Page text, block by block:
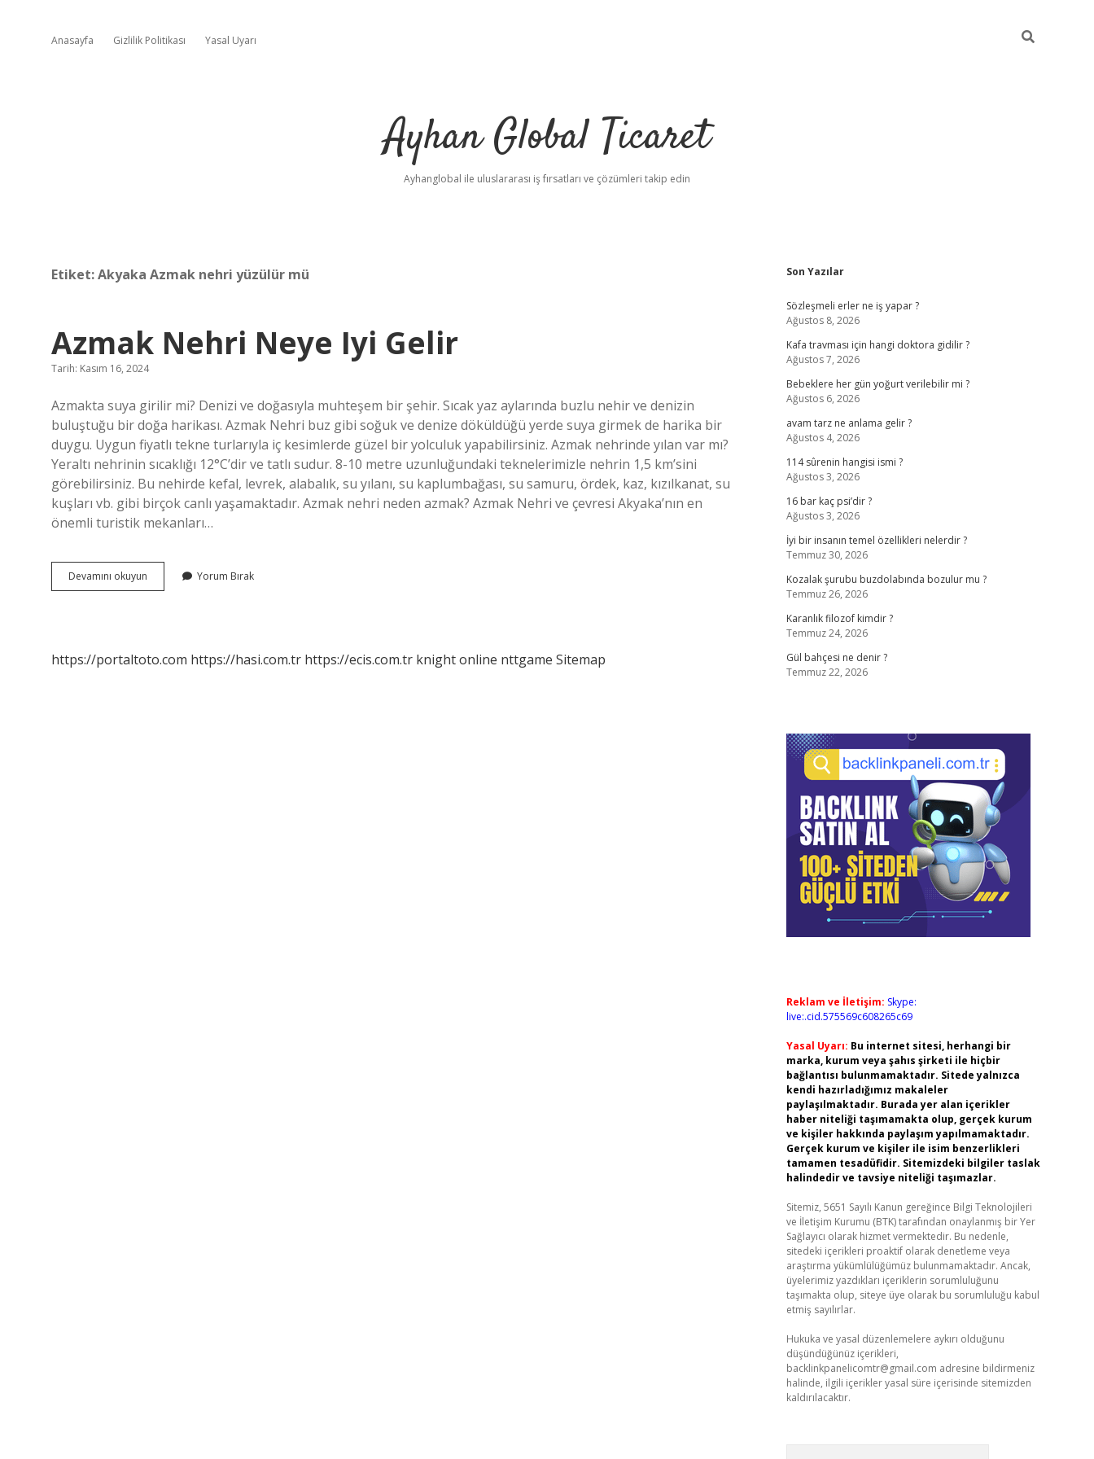
Anasayfa Gizlilik Politikası Yasal Uyarı
Ayhan Global Ticaret
Ayhanglobal ile uluslararası iş fırsatları ve çözümleri takip edin
Etiket:Akyaka Azmak nehri yüzülür mü
Azmak Nehri Neye Iyi Gelir
Tarih: Kasım 16, 2024
Azmakta suya girilir mi? Denizi ve doğasıyla muhteşem bir şehir. Sıcak yaz aylarında buzlu nehir ve denizin
buluştuğu bir doğa harikası. Azmak Nehri buz gibi soğuk ve denize döküldüğü yerde suya girmek de harika bir
duygu. Uygun fiyatlı tekne turlarıyla iç kesimlerde güzel bir yolculuk yapabilirsiniz. Azmak nehrinde yılan var mı?
Yeraltı nehrinin sıcaklığı 12°C’dir ve tatlı sudur. 8-10 metre uzunluğundaki teknelerimizle nehrin 1,5 km’sini
görebilirsiniz. Bu nehirde kefal, levrek, alabalık, su yılanı, su kaplumbağası, su samuru, ördek, kaz, kızılkanat, su
kuşları vb. gibi birçok canlı yaşamaktadır. Azmak nehri neden azmak? Azmak Nehri ve çevresi Akyaka’nın en
önemli turistik mekanları…
Devamını okuyun
Nehri
Yorum Bırak
https://portaltoto.com https://hasi.com.tr https://ecis.com.tr knight online nttgame Sitemap
Sidebar
Son Yazılar
Sözleşmeli erler ne iş yapar ?
Ağustos 8, 2026
Kafa travması için hangi doktora gidilir ?
Ağustos 7, 2026
Bebeklere her gün yoğurt verilebilir mi ?
Ağustos 6, 2026
avam tarz ne anlama gelir ?
Ağustos 4, 2026
114 sûrenin hangisi ismi ?
Ağustos 3, 2026
16 bar kaç psi’dir ?
Ağustos 3, 2026
İyi bir insanın temel özellikleri nelerdir ?
Temmuz 30, 2026
Kozalak şurubu buzdolabında bozulur mu ?
Temmuz 26, 2026
Karanlık filozof kimdir ?
Temmuz 24, 2026
Gül bahçesi ne denir ?
Temmuz 22, 2026
Reklam ve İletişim: Skype:
live:.cid.575569c608265c69
Yasal Uyarı: Bu internet sitesi, herhangi bir
marka, kurum veya şahıs şirketi ile hiçbir
bağlantısı bulunmamaktadır. Sitede yalnızca
kendi hazırladığımız makaleler
paylaşılmaktadır. Burada yer alan içerikler
haber niteliği taşımamakta olup, gerçek kurum
ve kişiler hakkında paylaşım yapılmamaktadır.
Gerçek kurum ve kişiler ile isim benzerlikleri
tamamen tesadüfidir. Sitemizdeki bilgiler taslak
halindedir ve tavsiye niteliği taşımazlar.
Sitemiz, 5651 Sayılı Kanun gereğince Bilgi Teknolojileri
ve İletişim Kurumu (BTK) tarafından onaylanmış bir Yer
Sağlayıcı olarak hizmet vermektedir. Bu nedenle,
sitedeki içerikleri proaktif olarak denetleme veya
araştırma yükümlülüğümüz bulunmamaktadır. Ancak,
üyelerimiz yazdıkları içeriklerin sorumluluğunu
taşımakta olup, siteye üye olarak bu sorumluluğu kabul
etmiş sayılırlar.
Hukuka ve yasal düzenlemelere aykırı olduğunu
düşündüğünüz içerikleri,
backlinkpanelicomtr@gmail.com adresine bildirmeniz
halinde, ilgili içerikler yasal süre içerisinde sitemizden
kaldırılacaktır.